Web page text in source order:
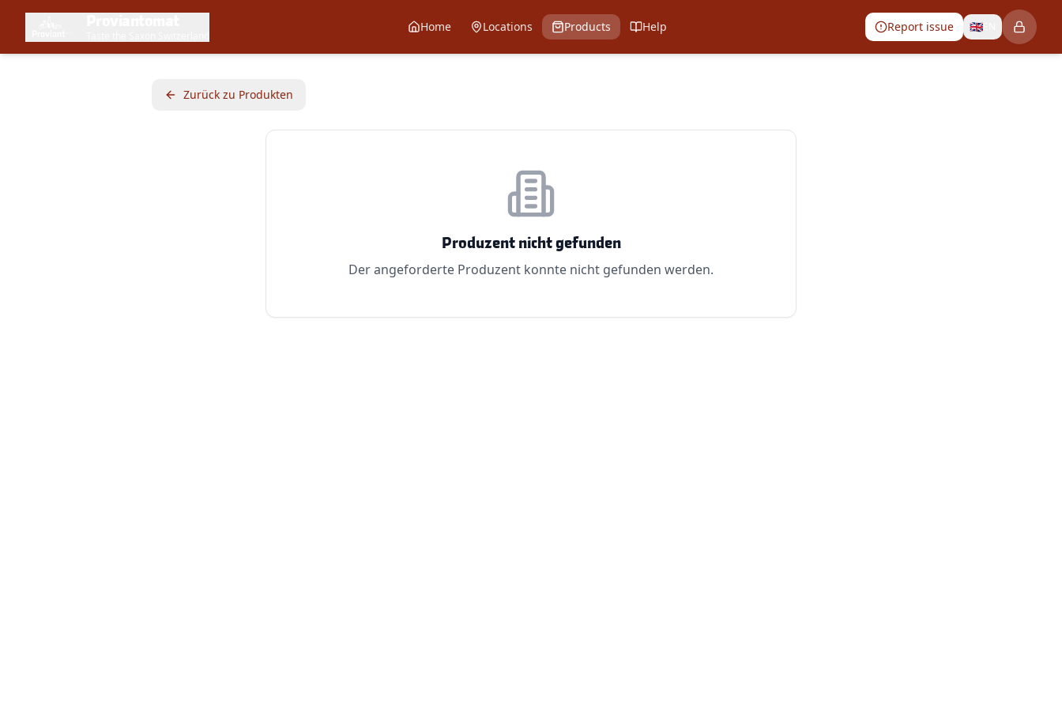
Home Locations Products Help Report issue 🇬🇧
Zurück zu Produkten
Produzent nicht gefunden
Der angeforderte Produzent konnte nicht gefunden werden.